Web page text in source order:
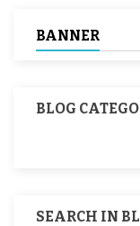
BANNER
BLOG
SEARCH IN